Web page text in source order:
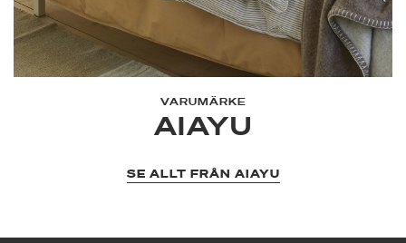
VARUMÄRKE
AIAYU
SE ALLT FRÅN AIAYU